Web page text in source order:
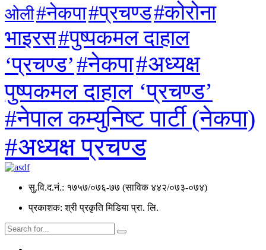
ओली#नेकपा#प्रचण्ड#कोरोना
भाइरस#पुष्पकमल दाहाल
‘प्रचण्ड’#नेकपा#अध्यक्ष
पुष्पकमल दाहाल ‘प्रचण्ड’
#नेपाल कम्युनिष्ट पार्टी (नेकपा)
#अध्यक्ष प्रचण्ड
सु.वि.द.नं.: १७५७/०७६-७७ (साविक ४४२/०७३-०७४)
प्रकाशक: श्री प्रकृति मिडिया प्रा. लि.